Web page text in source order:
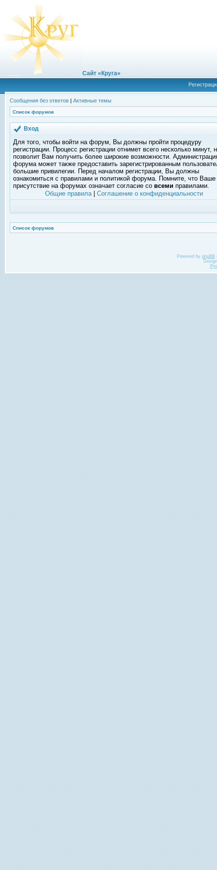
Сайт «Круга»
Сообщения без ответов | Активные темы
Список форумов
Вход
Для того, чтобы войти на форум, Вы должны пройти процедуру
регистрации. Процесс регистрации отнимет всего несколько минут,
позволит Вам получить более широкие возможности.
форума может также предоставить зарегистрированным
большие привилегии. Перед началом регистрации, Вы должны
ознакомиться с правилами и политикой форума. Помните, что Ваше
присутствие на форумах означает согласие со всеми правилами.
Общие правила| Соглашение о конфиденциальности
Список форумов
Powered by phpBB